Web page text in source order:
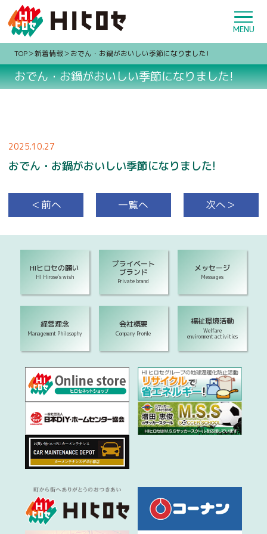
TOP 新着情報 おでん・お鍋がおいしい季節になりました!
おでん・お鍋がおいしい季節になりました!
2025.10.27
おでん・お鍋がおいしい季節になりました!
＜前へ 一覧へ 次へ＞
HIヒロセの願い
HI Hirose's wish
プライベート
ブランド
Private brand
メッセージ
Messages
経営理念
Management Philosophy
会社概要
Company Profile
福祉環境活動
Welfare
environment activities